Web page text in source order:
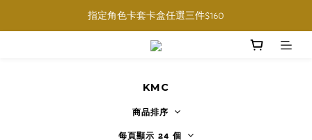
購物滿$1000免運費 (香港限定, 預訂商品除外)
指定角色卡套卡盒任選三件$160
購物滿$1000免運費 (香港限定, 預訂商品除外)
KMC
商品排序
每頁顯示 24 個